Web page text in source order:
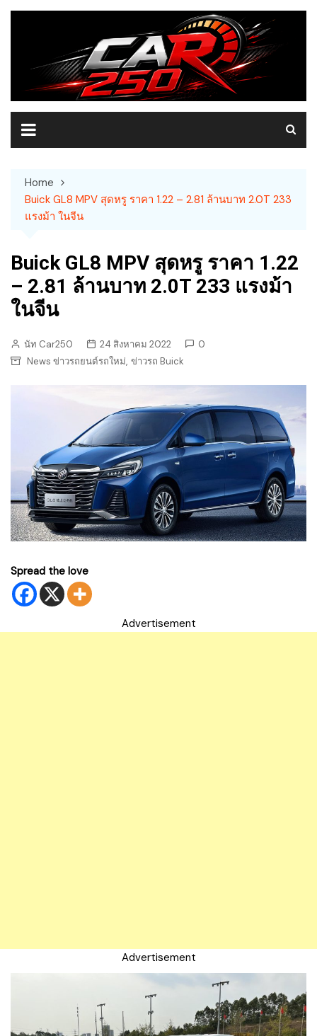
Skip
Home
Buick GL8 MPV สุดหรู ราคา 1.22 – 2.81 ล้านบาท 2.0T 233
แรงม้า ในจีน
Buick GL8 MPV สุดหรู ราคา 1.22
– 2.81 ล้านบาท 2.0T 233 แรงม้า
ในจีน
นัท Car250 24 สิงหาคม 2022
0
News ข่าวรถยนต์รถใหม่, ข่าวรถ Buick
Spread the love
Advertisement
Advertisement